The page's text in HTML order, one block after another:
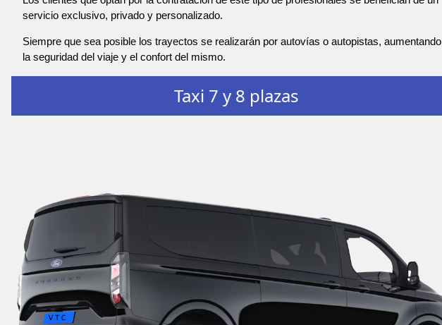
servicio exclusivo, privado y personalizado.
Siempre que sea posible los trayectos se realizarán por autovías o autopistas, aumentando
la seguridad del viaje y el confort del mismo.
Taxi 7 y 8 plazas